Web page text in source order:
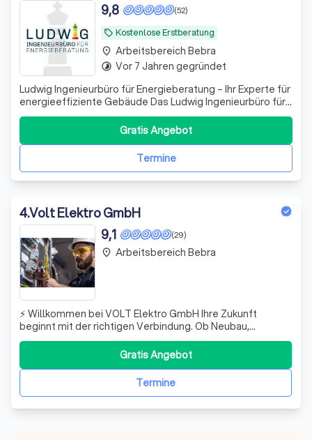
local_offer Kostenlose Erstberatung
(52)
9,8
Ludwig Ingenieurbüro für Energieberatung – Ihr Experte für
energieeffiziente Gebäude Das Ludwig Ingenieurbüro für
Energieberatung steht für fundierte Fachkompetenz,
praxisnahe Lösungen und messbare Ergebnisse rund um
Energieeffizienz und technische Gebäudeausrüstung.
Unter der Leitung von Jens Ludw
Termine
Gratis Angebot
place Arbeitsbereich Bebra
timelapse Vor 7 Jahren gegründet
4.Volt Elektro GmbH
(29)
9,1
⚡ Willkommen bei VOLT Elektro GmbH Ihre Zukunft
beginnt mit der richtigen Verbindung. Ob Neubau,
Modernisierung oder individuelle Speziallösung – wir sind
Ihr zuverlässiger Partner für präzise und leistungsstarke
Elektroinstallationen im privaten wie gewerblichen
Bereich. 🔌 Unsere Mission: Intellige
Termine
Gratis Angebot
place Arbeitsbereich Bebra